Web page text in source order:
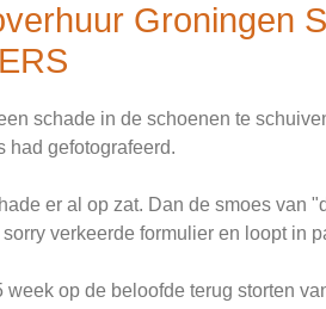
Groningen
schade in de schoenen te
had gefotografeerd.
er al op zat. Dan de smoes van
verkeerde formulier en loopt in
week op de beloofde terug storten